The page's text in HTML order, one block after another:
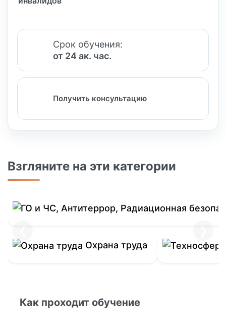
Срок обучения:
от 24 ак. час.
Получить консультацию
Взгляните на эти категории
Охрана труда
Как проходит обучение